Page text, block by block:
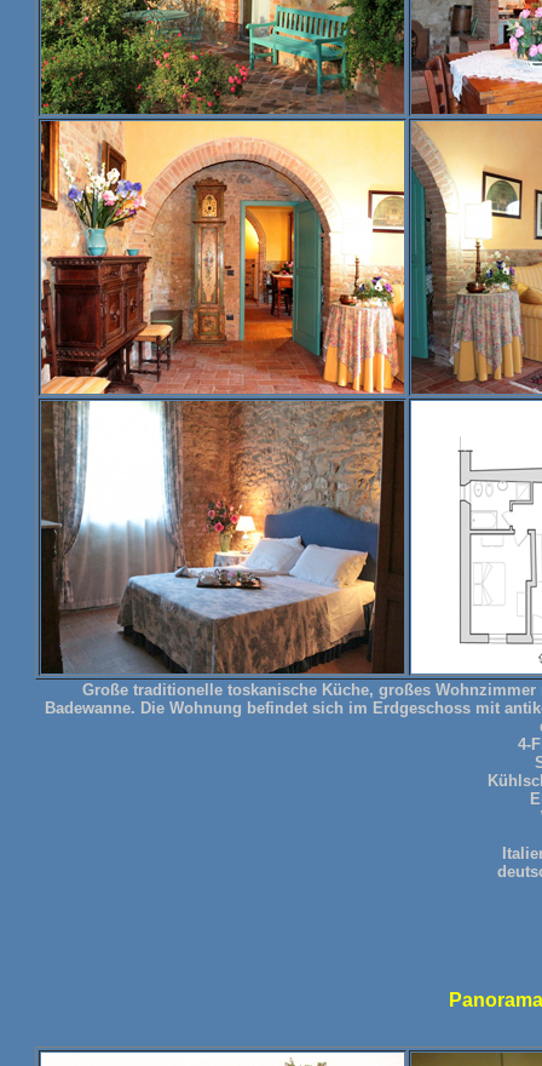
Große traditionelle toskanische Küche, großes
Badewanne. Die Wohnung befindet sich im Erdgeschoss mit
4-